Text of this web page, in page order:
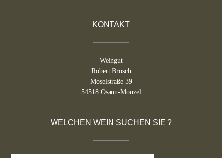
KONTAKT
Weingut
Robert Brösch
Moselstraße 39
54518 Osann-Monzel
WELCHEN WEIN SUCHEN SIE ?